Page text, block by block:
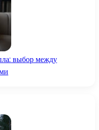
выбор между